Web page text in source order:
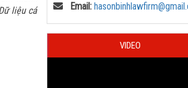
liệu cá
Email:
VIDEO